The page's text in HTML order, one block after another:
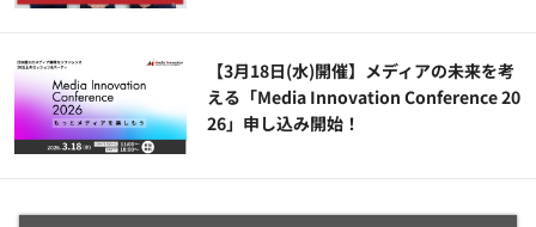
【3月18日(水)開催】メディアの未来を考
える「Media Innovation Conference 20
26」申し込み開始！